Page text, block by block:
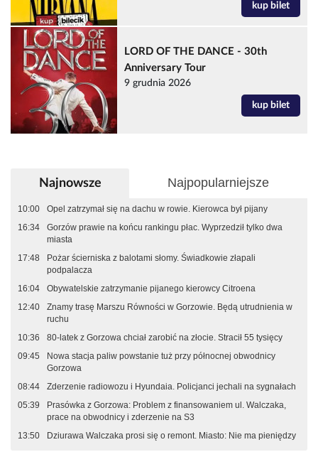
kup bilet
LORD OF THE DANCE - 30th
Anniversary Tour
9 grudnia 2026
kup bilet
Najnowsze Najpopularniejsze
10:00
Opel zatrzymał się na dachu w rowie. Kierowca był pijany
16:34
Gorzów prawie na końcu rankingu płac. Wyprzedził tylko dwa
miasta
17:48
Pożar ścierniska z balotami słomy. Świadkowie złapali
podpalacza
16:04
Obywatelskie zatrzymanie pijanego kierowcy Citroena
12:40
Znamy trasę Marszu Równości w Gorzowie. Będą utrudnienia w
ruchu
10:36
80-latek z Gorzowa chciał zarobić na złocie. Stracił 55 tysięcy
09:45
Nowa stacja paliw powstanie tuż przy północnej obwodnicy
Gorzowa
08:44
Zderzenie radiowozu i Hyundaia. Policjanci jechali na sygnałach
05:39
Prasówka z Gorzowa: Problem z finansowaniem ul. Walczaka,
prace na obwodnicy i zderzenie na S3
13:50
Dziurawa Walczaka prosi się o remont. Miasto: Nie ma pieniędzy